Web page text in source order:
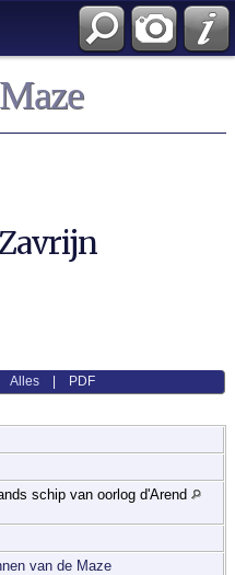
Alles PDF
schip van oorlog d'Arend
van de Maze